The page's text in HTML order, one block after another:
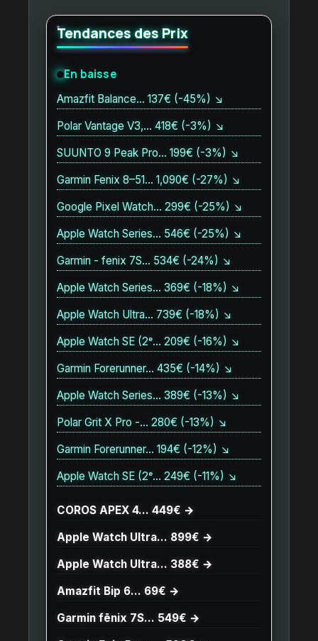
Tendances des Prix
En baisse
Amazfit Balance… 137€ (-45%) ↘
Polar Vantage V3,… 418€ (-3%) ↘
SUUNTO 9 Peak Pro… 199€ (-3%) ↘
Garmin Fenix 8–51… 1,090€ (-27%) ↘
Google Pixel Watch… 299€ (-25%) ↘
Apple Watch Series… 546€ (-25%) ↘
Garmin - fenix 7S… 534€ (-24%) ↘
Apple Watch Series… 369€ (-18%) ↘
Apple Watch Ultra… 739€ (-18%) ↘
Apple Watch SE (2ᵉ… 209€ (-16%) ↘
Garmin Forerunner… 435€ (-14%) ↘
Apple Watch Series… 389€ (-13%) ↘
Polar Grit X Pro -… 280€ (-13%) ↘
Garmin Forerunner… 194€ (-12%) ↘
Apple Watch SE (2ᵉ… 249€ (-11%) ↘
COROS APEX 4… 449€ →
Apple Watch Ultra… 899€ →
Apple Watch Ultra… 388€ →
Amazfit Bip 6… 69€ →
Garmin fēnix 7S… 549€ →